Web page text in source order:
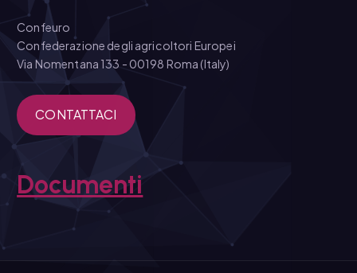
Confeuro
Confederazione degli agricoltori Europei
Via Nomentana 133 - 00198 Roma (Italy)
CONTATTACI
Documenti